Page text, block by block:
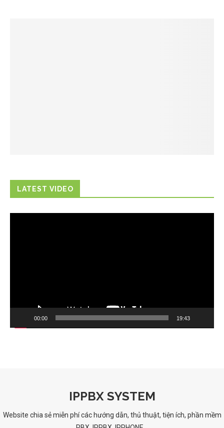
LATEST VIDEO
00:00 19:43
IPPBX SYSTEM
Website chia sẻ miễn phí các hướng dẫn, thủ thuật, tiện ích, phần mềm